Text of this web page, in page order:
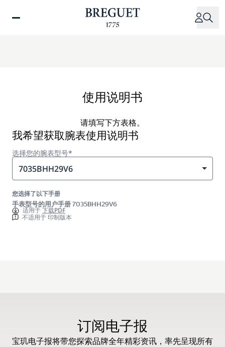
使用说明书
请填写下方表格。
我希望获取腕表使用说明书
选择您的腕表型号*
7035BHH29V6
您选择了以下手册
手表型号的用户手册 7035BHH29V6
适用于下载PDF
不适用于 印制版本
订阅电子报
宝玑电子报将带您探索品牌全年精彩资讯，率先呈现所有